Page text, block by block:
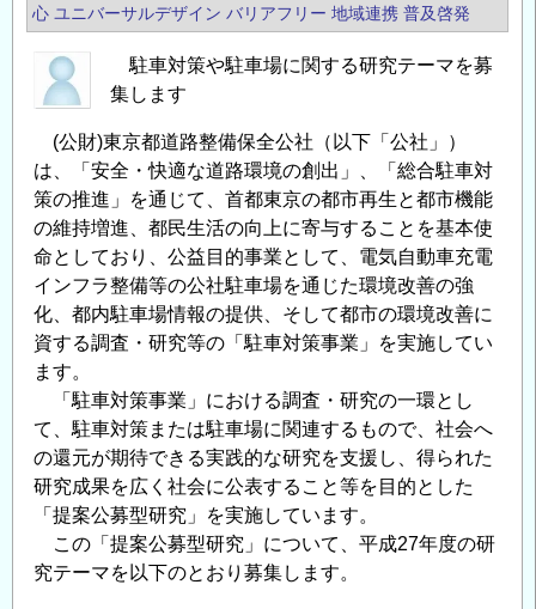
財
団
法
京
都
道
路
整
備
保
全
公
社
提
案
公
募
型
心 ユニバーサルデザイン バリアフリー 地域連携 普及啓発
駐車対策や駐車場に関する研究テーマを募
集します
(公財)東京都道路整備保全公社（以下「公社」）
は、「安全・快適な道路環境の創出」、「総合駐車対
策の推進」を通じて、首都東京の都市再生と都市機能
の維持増進、都民生活の向上に寄与することを基本使
命としており、公益目的事業として、電気自動車充電
インフラ整備等の公社駐車場を通じた環境改善の強
化、都内駐車場情報の提供、そして都市の環境改善に
資する調査・研究等の「駐車対策事業」を実施してい
ます。
「駐車対策事業」における調査・研究の一環とし
て、駐車対策または駐車場に関連するもので、社会へ
の還元が期待できる実践的な研究を支援し、得られた
研究成果を広く社会に公表すること等を目的とした
「提案公募型研究」を実施しています。
この「提案公募型研究」について、平成27年度の研
究テーマを以下のとおり募集します。